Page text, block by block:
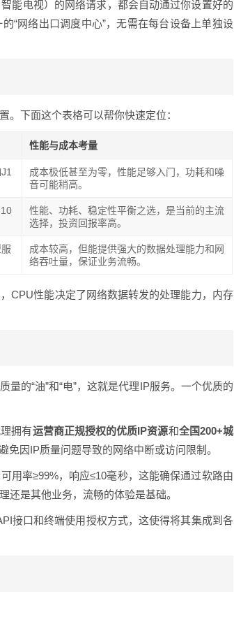
能电视）的网络请求，都会自动通过你设置好的
“网络出口调度中心”，无需在每台设备上单独设
。下面这个表格可以帮你快速定位：
性能与成本考量
成本极低甚至为零，性能足够入门，功耗和噪
音可能稍高。
性能、功耗、稳定性平衡之选，是当前的主流
选择，投资回报率高。
成本较高，但能提供强大的数据处理能力和网
络吞吐量，保证业务流畅。
CPU性能决定了网络数据转发的处理能力，内存
的“油”和“电”，这就是代理IP服务。一个优质的
拥有运营商正规授权的优质IP资源和全国200+城
因IP质量问题导致的网络中断或访问限制。
用率≥99%，响应≤10毫秒，这能确保通过软路由
还是其他业务，流畅的体验是基础。
接口和终端使用授权方式，这使得将其集成到各